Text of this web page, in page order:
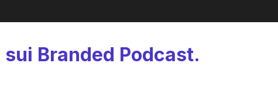
sui Branded Podcast.